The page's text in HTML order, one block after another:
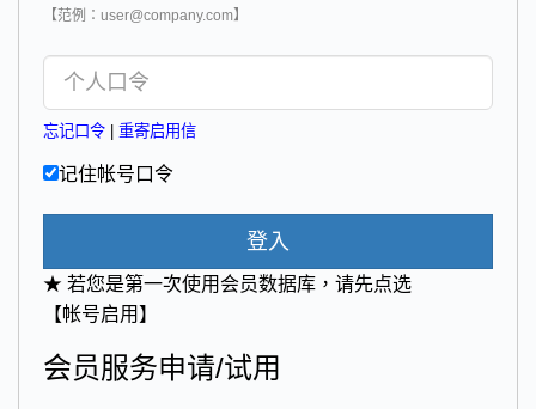
【范例：user@company.com】
忘记口令 重寄启用信
记住帐号口令
登入
★ 若您是第一次使用会员数据库，请先点选
【帐号启用】
会员服务申请/试用